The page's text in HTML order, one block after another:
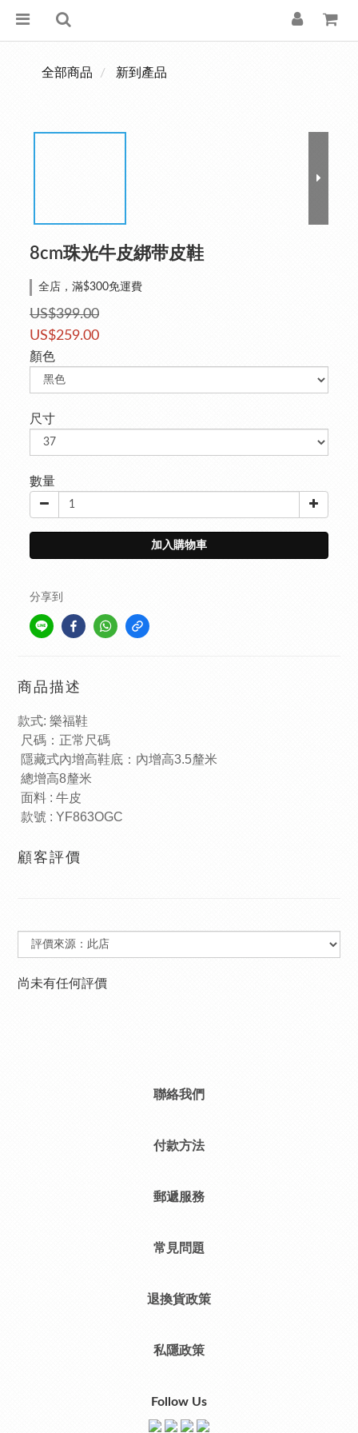
全部商品 新到產品
8cm珠光牛皮綁带皮鞋
全店，滿$300免運費
US$399.00
US$259.00
顏色
尺寸
數量
加入購物車
分享到
商品描述
款式: 樂福鞋
尺碼：正常尺碼
隱藏式內增高鞋底：內增高3.5釐米
總增高8釐米
面料 : 牛皮
款號 : YF863OGC
顧客評價
尚未有任何評價
聯絡我們
付款方法
郵遞服務
常見問題
退換貨政策
私隱政策
Follow Us